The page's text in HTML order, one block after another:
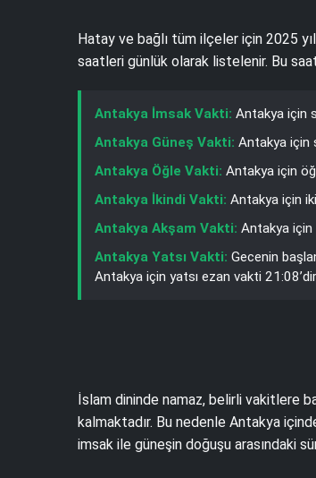
Hatay ve bağlı tüm ilçeler için 2025
saatleri günlük olarak listelenir. Bu
Antakya İmsak Vakti: Antakya için
Antakya Güneş Vakti: Antakya için
Antakya Öğle Vakti: Antakya için
Antakya İkindi Vakti: Antakya için
Antakya Akşam Vakti: Antakya için
Antakya Yatsı Vakti: Gecenin
Antakya için yatsı ezan vakti
İslam dininde namaz, belirli vakitlere
kalmaktadır. Bu nedenle Antakya
imsak ile güneşin doğuşu arasındaki